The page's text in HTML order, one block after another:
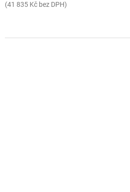
(41 835 Kč bez DPH)